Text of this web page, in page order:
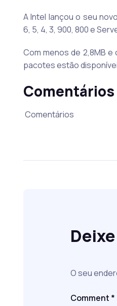
A Intel lançou o seu
6, 5, 4, 3, 900, 800 e
Com menos de 2,8MB
pacotes estão
Comentários
Comentários
O seu
Comment *